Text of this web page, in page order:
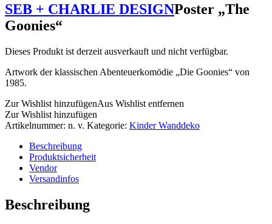
SEB + CHARLIE DESIGNPoster „The
Goonies“
Dieses Produkt ist derzeit ausverkauft und nicht verfügbar.
Artwork der klassischen Abenteuerkomödie „Die Goonies“ von
1985.
Zur Wishlist hinzufügenAus Wishlist entfernen
Zur Wishlist hinzufügen
Artikelnummer: n. v. Kategorie: Kinder Wanddeko
Beschreibung
Produktsicherheit
Vendor
Versandinfos
Beschreibung